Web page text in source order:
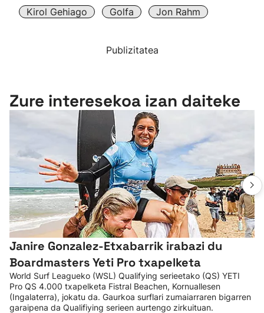
Kirol Gehiago Golfa Jon Rahm
Publizitatea
Zure interesekoa izan daiteke
Janire Gonzalez-Etxabarrik irabazi du
Boardmasters Yeti Pro txapelketa
World Surf Leagueko (WSL) Qualifying serieetako (QS) YETI
Pro QS 4.000 txapelketa Fistral Beachen, Kornuallesen
(Ingalaterra), jokatu da. Gaurkoa surflari zumaiarraren bigarren
garaipena da Qualifiying serieen aurtengo zirkuituan.